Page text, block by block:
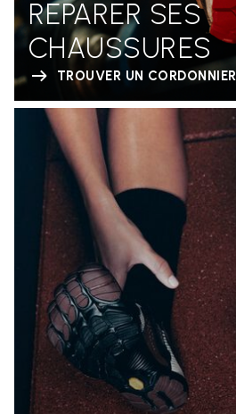
REPARER SES
CHAUSSURES
TROUVER UN CORDONNIER